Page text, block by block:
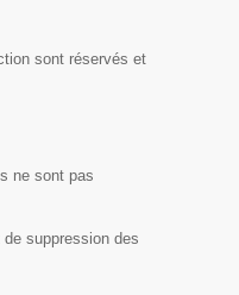
sont réservés et
ne sont pas
suppression des